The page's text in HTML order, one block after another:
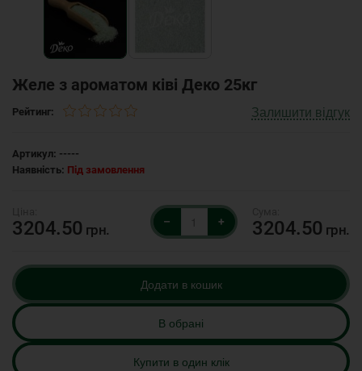
Желе з ароматом ківі Деко 25кг
Рейтинг: Залишити відгук
Артикул: -----
Наявність: Під замовлення
3204.50 грн.
– + 3204.50 грн.
Додати в кошик
В обрані
Купити в один клік